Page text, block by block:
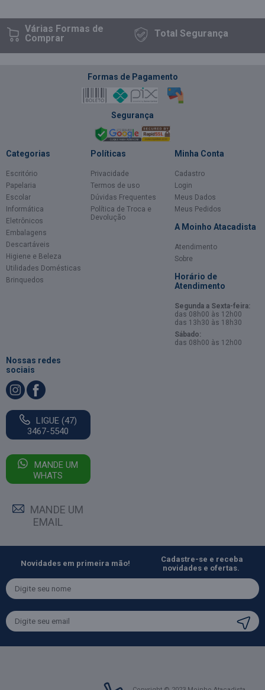
Várias Formasde
Comprar
TotalSegurança
Formas de Pagamento
Segurança
Categorias
Escritório
Papelaria
Escolar
Informática
Eletrônicos
Embalagens
Descartáveis
Higiene e Beleza
Utilidades Domésticas
Brinquedos
Políticas
Privacidade
Termos de uso
Dúvidas Frequentes
Política de Troca e
Devolução
Minha Conta
Cadastro
Login
Meus Dados
Meus Pedidos
A Moinho Atacadista
Atendimento
Sobre
Horário de
Atendimento
Segunda a Sexta-feira:
das 08h00 às 12h00
das 13h30 às 18h30
Sábado:
das 08h00 às 12h00
Nossas redes
sociais
LIGUE (47)
3467-5540
MANDE UM
WHATS
MANDE UM
EMAIL
Novidades em primeira mão!
Cadastre-se e receba
novidades e ofertas.